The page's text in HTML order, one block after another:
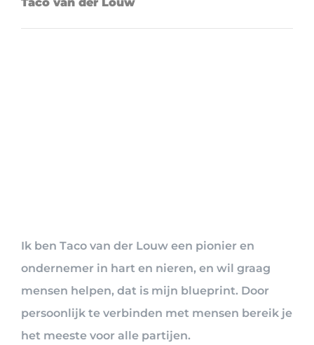
Ik ben Taco van der Louw een pionier en
ondernemer in hart en nieren, en wil graag
mensen helpen, dat is mijn blueprint. Door
persoonlijk te verbinden met mensen bereik je
het meeste voor alle partijen.